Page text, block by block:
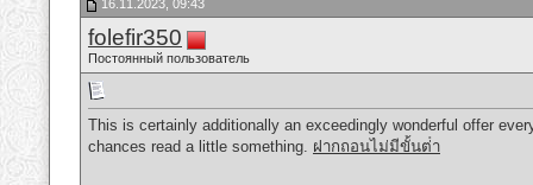
16.11.2023, 09:43
folefir350
Постоянный пользователь
This is certainly additionally an exceedingly wonderful offer
chances read a little something. ฝากถอนไม่มีขั้นต่ํา